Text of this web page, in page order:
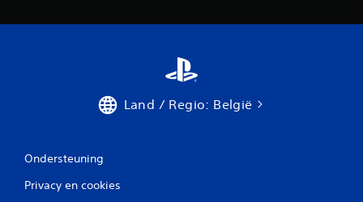
Land / Regio: België
Ondersteuning
Privacy en cookies